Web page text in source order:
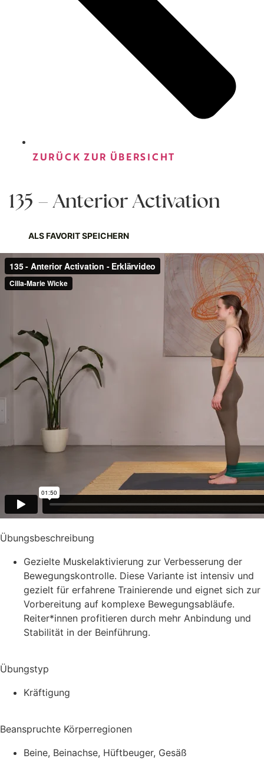
ZURÜCK ZUR ÜBERSICHT
135 – Anterior Activation
ALS FAVORIT SPEICHERN
Übungsbeschreibung
Gezielte Muskelaktivierung zur Verbesserung der
Bewegungskontrolle. Diese Variante ist intensiv und
gezielt für erfahrene Trainierende und eignet sich zur
Vorbereitung auf komplexe Bewegungsabläufe.
Reiter*innen profitieren durch mehr Anbindung und
Stabilität in der Beinführung.
Übungstyp
Kräftigung
Beanspruchte Körperregionen
Beine, Beinachse, Hüftbeuger, Gesäß